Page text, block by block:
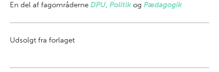
En del af fagområderne DPU, Politikog Pædagogik
Udsolgt fra forlaget